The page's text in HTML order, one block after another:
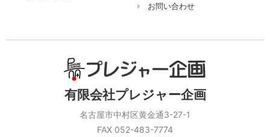
有限会社プレジャー企画
名古屋市中村区黄金通3-27-1
FAX 052-483-7774
お問い合わせ